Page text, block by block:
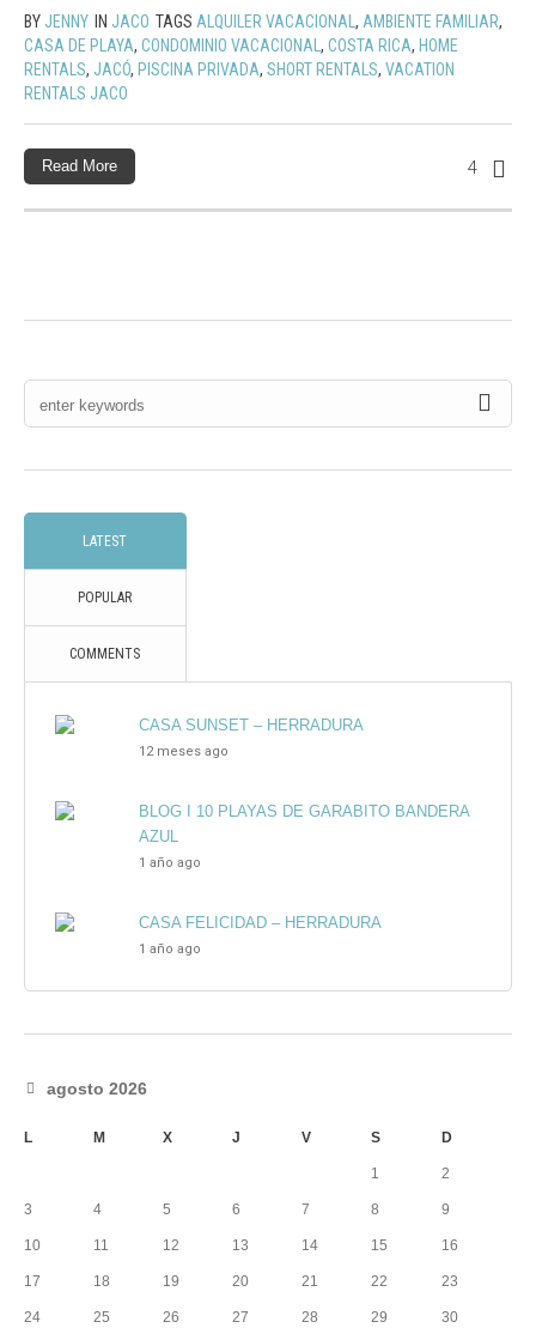
BY JENNY IN JACO TAGS ALQUILER VACACIONAL , AMBIENTE FAMILIAR,
CASA DE PLAYA, CONDOMINIO VACACIONAL , COSTA RICA, HOME
RENTALS, JACÓ, PISCINA PRIVADA, SHORT RENTALS, VACATION
RENTALS JACO
4
Read More
LATEST
POPULAR
COMMENTS
CASA SUNSET – HERRADURA
12 meses ago
BLOG I 10 PLAYAS DE GARABITO BANDERA
AZUL
1 año ago
CASA FELICIDAD – HERRADURA
1 año ago
agosto 2026
L M X J V S D
1 2
3 4 5 6 7 8 9
10 11 12 13 14 15 16
17 18 19 20 21 22 23
24 25 26 27 28 29 30